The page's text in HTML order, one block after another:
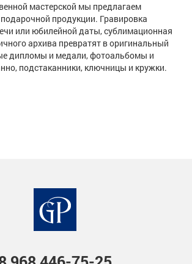
мастерской мы предлагаем
продукции. Гравировка
или юбилейной даты, сублимационная
архива превратят в оригинальный
дипломы и медали, фотоальбомы и
подстаканники, ключницы и кружки.